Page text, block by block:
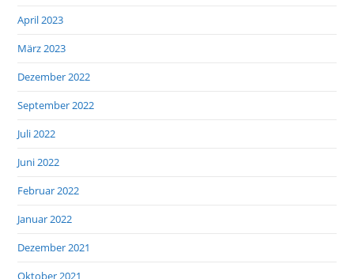
April 2023
März 2023
Dezember 2022
September 2022
Juli 2022
Juni 2022
Februar 2022
Januar 2022
Dezember 2021
Oktober 2021